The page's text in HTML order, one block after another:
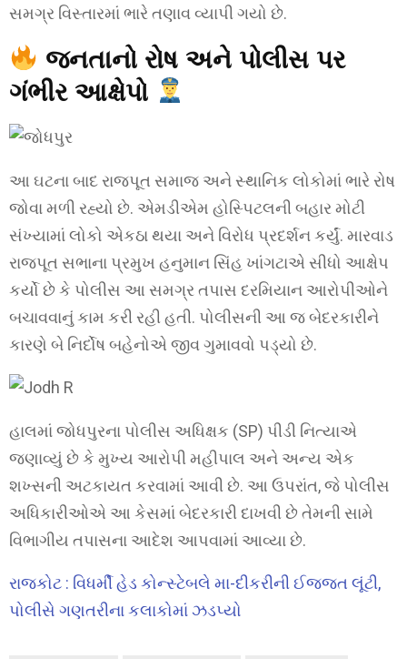
સમગ્ર વિસ્તારમાં ભારે તણાવ વ્યાપી ગયો છે.
જનતાનો રોષ અને પોલીસ પર
ગંભીર આક્ષેપો
આ ઘટના બાદ રાજપૂત સમાજ અને સ્થાનિક લોકોમાં ભારે રોષ
જોવા મળી રહ્યો છે. એમડીએમ હોસ્પિટલની બહાર મોટી
સંખ્યામાં લોકો એકઠા થયા અને વિરોધ પ્રદર્શન કર્યું. મારવાડ
રાજપૂત સભાના પ્રમુખ હનુમાન સિંહ ખાંગટાએ સીધો આક્ષેપ
કર્યો છે કે પોલીસ આ સમગ્ર તપાસ દરમિયાન આરોપીઓને
બચાવવાનું કામ કરી રહી હતી. પોલીસની આ જ બેદરકારીને
કારણે બે નિર્દોષ બહેનોએ જીવ ગુમાવવો પડ્યો છે.
હાલમાં જોધપુરના પોલીસ અધિક્ષક (SP) પીડી નિત્યાએ
જણાવ્યું છે કે મુખ્ય આરોપી મહીપાલ અને અન્ય એક
શખ્સની અટકાયત કરવામાં આવી છે. આ ઉપરાંત, જે પોલીસ
અધિકારીઓએ આ કેસમાં બેદરકારી દાખવી છે તેમની સામે
વિભાગીય તપાસના આદેશ આપવામાં આવ્યા છે.
રાજકોટ : વિધર્મી હેડ કોન્સ્ટેબલે મા-દીકરીની ઈજ્જત લૂંટી,
પોલીસે ગણતરીના કલાકોમાં ઝડપ્યો